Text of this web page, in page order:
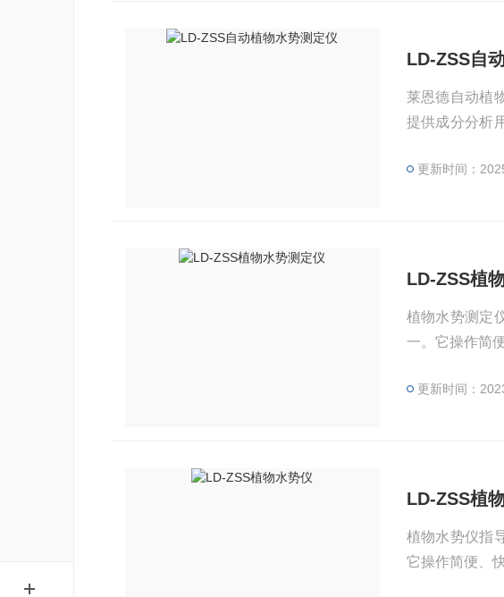
LD-ZSS自
莱恩德自动植
提供成分分析
草的合理用水
更新时间：
LD-ZSS植
植物水势测定
一。它操作简
更新时间：
LD-ZSS植
植物水势仪指
它操作简便、